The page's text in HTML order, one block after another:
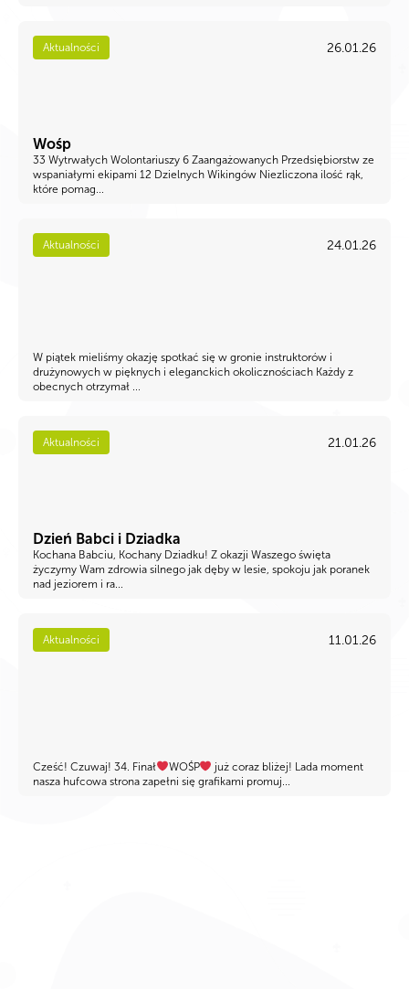
Aktualności 26.01.26
Wośp
33 Wytrwałych Wolontariuszy 6 Zaangażowanych Przedsiębiorstw ze
wspaniałymi ekipami 12 Dzielnych Wikingów Niezliczona ilość rąk,
które pomag...
Aktualności 24.01.26
W piątek mieliśmy okazję spotkać się w gronie instruktorów i
drużynowych w pięknych i eleganckich okolicznościach Każdy z
obecnych otrzymał ...
Aktualności 21.01.26
Dzień Babci i Dziadka
Kochana Babciu, Kochany Dziadku! Z okazji Waszego święta
życzymy Wam zdrowia silnego jak dęby w lesie, spokoju jak poranek
nad jeziorem i ra...
Aktualności 11.01.26
Cześć! Czuwaj! 34. Finał WOŚP
już coraz bliżej! Lada moment
nasza hufcowa strona zapełni się grafikami promuj...